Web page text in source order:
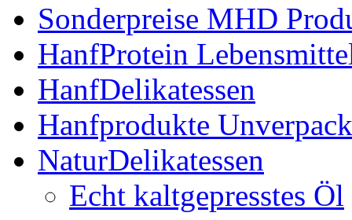
Sonderpreise MHD
HanfProtein
HanfDelikatessen
Hanfprodukte
NaturDelikatessen
Echt kaltgepresstes Öl